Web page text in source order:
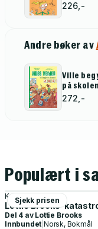
226,-
Andre bøker av
Ville
på skolen
272,-
Populært i
Sjekk prisen
Katie Kirby
Lottie Brooks'
Del 4 av Lottie Brooks
Innbundet |Norsk, Bokmål